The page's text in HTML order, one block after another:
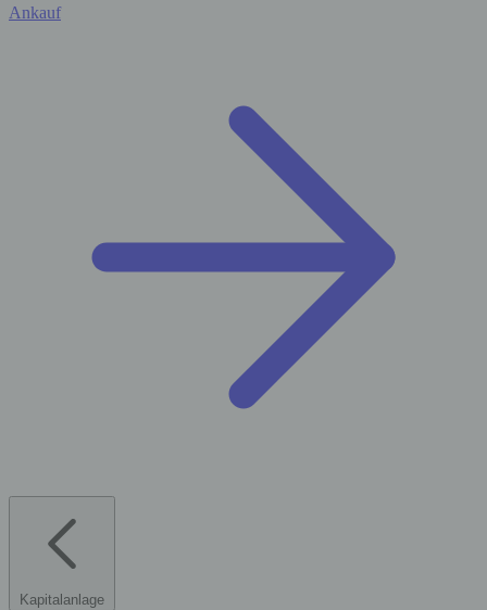
Ankauf
Kapitalanlage